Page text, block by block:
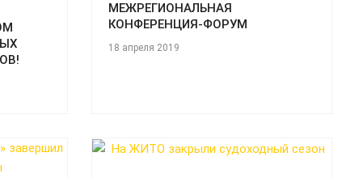
МЕЖРЕГИОНАЛЬНАЯ
КОНФЕРЕНЦИЯ-ФОРУМ
18 апреля 2019